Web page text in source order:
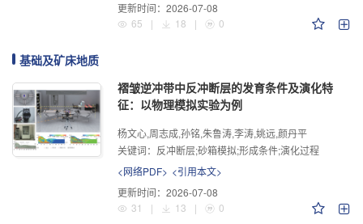
更新时间： 2026-07-08
65
| 18 | 0
基础及矿床地质
褶皱逆冲带中反冲断层的发育条件及演化特
征：以物理模拟实验为例
杨文心,周志成,孙铭,朱鲁涛,李涛,姚远,颜丹平
关键词： 反冲断层;砂箱模拟;形成条件;演化过程
<网络PDF> <引用本文>
更新时间： 2026-07-08
31
| 13 | 0